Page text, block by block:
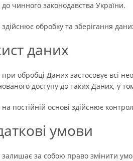
до чинного законодавства України.
обробку та зберігання
даних
обробці Даних застосовує всі
доступу до таких Даних, у
постійній основі здійснює
умови
за собою право змінити